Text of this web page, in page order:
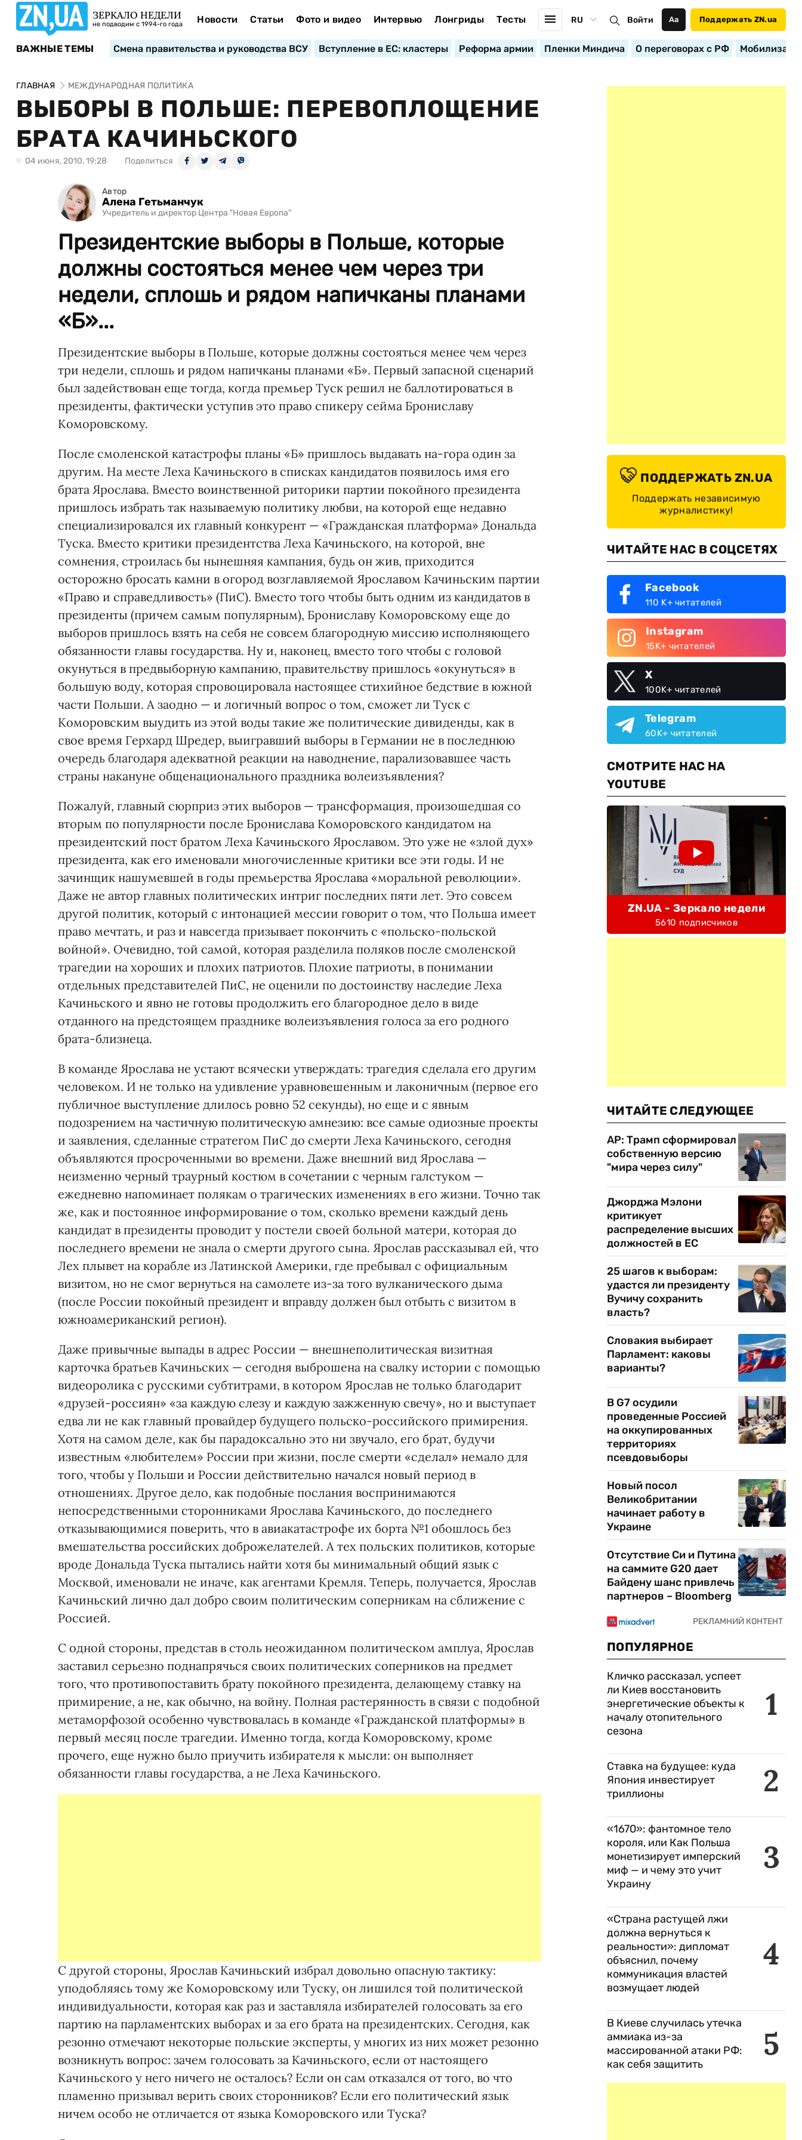
ЗЕРКАЛО НЕДЕЛИ
не подводим с 1994-го года Новости Статьи Фото и видео Интервью Лонгриды Тесты RU Войти Аа Поддержать ZN.ua
ВАЖНЫЕ ТЕМЫ Смена правительства и руководства ВСУ Вступление в ЕС: кластеры Реформа армии Пленки Миндича О переговорах с РФ
ГЛАВНАЯ МЕЖДУНАРОДНАЯ ПОЛИТИКА
ВЫБОРЫ В ПОЛЬШЕ: ПЕРЕВОПЛОЩЕНИЕ
БРАТА КАЧИНЬСКОГО
04 июня, 2010, 19:28 Поделиться
Автор
Алена Гетьманчук
Учредитель и директор Центра "Новая Европа"
Президентские выборы в Польше, которые
должны состояться менее чем через три
недели, сплошь и рядом напичканы планами
«Б»...
Президентские выборы в Польше, которые должны состояться менее чем через
три недели, сплошь и рядом напичканы планами «Б». Первый запасной сценарий
был задействован еще тогда, когда премьер Туск решил не баллотироваться в
президенты, фактически уступив это право спикеру сейма Брониславу
Коморовскому.
После смоленской катастрофы планы «Б» пришлось выдавать на-гора один за
другим. На месте Леха Качиньского в списках кандидатов появилось имя его
брата Ярослава. Вместо воинственной риторики партии покойного президента
пришлось избрать так называемую политику любви, на которой еще недавно
специализировался их главный конкурент — «Гражданская платформа» Дональда
Туска. Вместо критики президентства Леха Качиньского, на которой, вне
сомнения, строилась бы нынешняя кампания, будь он жив, приходится
осторожно бросать камни в огород возглавляемой Ярославом Качиньским партии
«Право и справедливость» (ПиС). Вместо того чтобы быть одним из кандидатов в
президенты (причем самым популярным), Брониславу Коморовскому еще до
выборов пришлось взять на себя не совсем благородную миссию исполняющего
обязанности главы государства. Ну и, наконец, вместо того чтобы с головой
окунуться в предвыборную кампанию, правительству пришлось «окунуться» в
большую воду, которая спровоцировала настоящее стихийное бедствие в южной
части Польши. А заодно — и логичный вопрос о том, сможет ли Туск с
Коморовским выудить из этой воды такие же политические дивиденды, как в
свое время Герхард Шредер, выигравший выборы в Германии не в последнюю
очередь благодаря адекватной реакции на наводнение, парализовавшее часть
страны накануне общенационального праздника волеизъявления?
Пожалуй, главный сюрприз этих выборов — трансформация, произошедшая со
вторым по популярности после Бронислава Коморовского кандидатом на
президентский пост братом Леха Качиньского Ярославом. Это уже не «злой дух»
президента, как его именовали многочисленные критики все эти годы. И не
зачинщик нашумевшей в годы премьерства Ярослава «моральной революции».
Даже не автор главных политических интриг последних пяти лет. Это совсем
другой политик, который с интонацией мессии говорит о том, что Польша имеет
право мечтать, и раз и навсегда призывает покончить с «польско-польской
войной». Очевидно, той самой, которая разделила поляков после смоленской
трагедии на хороших и плохих патриотов. Плохие патриоты, в понимании
отдельных представителей ПиС, не оценили по достоинству наследие Леха
Качиньского и явно не готовы продолжить его благородное дело в виде
отданного на предстоящем празднике волеизъявления голоса за его родного
брата-близнеца.
В команде Ярослава не устают всячески утверждать: трагедия сделала его другим
человеком. И не только на удивление уравновешенным и лаконичным (первое его
публичное выступление длилось ровно 52 секунды), но еще и с явным
подозрением на частичную политическую амнезию: все самые одиозные проекты
и заявления, сделанные стратегом ПиС до смерти Леха Качиньского, сегодня
объявляются просроченными во времени. Даже внешний вид Ярослава —
неизменно черный траурный костюм в сочетании с черным галстуком —
ежедневно напоминает полякам о трагических изменениях в его жизни. Точно так
же, как и постоянное информирование о том, сколько времени каждый день
кандидат в президенты проводит у постели своей больной матери, которая до
последнего времени не знала о смерти другого сына. Ярослав рассказывал ей, что
Лех плывет на корабле из Латинской Америки, где пребывал с официальным
визитом, но не смог вернуться на самолете из-за того вулканического дыма
(после России покойный президент и вправду должен был отбыть с визитом в
южноамериканский регион).
Даже привычные выпады в адрес России — внешнеполитическая визитная
карточка братьев Качиньских — сегодня выброшена на свалку истории с помощью
видеоролика с русскими субтитрами, в котором Ярослав не только благодарит
«друзей-россиян» «за каждую слезу и каждую зажженную свечу», но и выступает
едва ли не как главный провайдер будущего польско-российского примирения.
Хотя на самом деле, как бы парадоксально это ни звучало, его брат, будучи
известным «любителем» России при жизни, после смерти «сделал» немало для
того, чтобы у Польши и России действительно начался новый период в
отношениях. Другое дело, как подобные послания воспринимаются
непосредственными сторонниками Ярослава Качиньского, до последнего
отказывающимися поверить, что в авиакатастрофе их борта №1 обошлось без
вмешательства российских доброжелателей. А тех польских политиков, которые
вроде Дональда Туска пытались найти хотя бы минимальный общий язык с
Москвой, именовали не иначе, как агентами Кремля. Теперь, получается, Ярослав
Качиньский лично дал добро своим политическим соперникам на сближение с
Россией.
С одной стороны, представ в столь неожиданном политическом амплуа, Ярослав
заставил серьезно поднапрячься своих политических соперников на предмет
того, что противопоставить брату покойного президента, делающему ставку на
примирение, а не, как обычно, на войну. Полная растерянность в связи с подобной
метаморфозой особенно чувствовалась в команде «Гражданской платформы» в
первый месяц после трагедии. Именно тогда, когда Коморовскому, кроме
прочего, еще нужно было приучить избирателя к мысли: он выполняет
обязанности главы государства, а не Леха Качиньского.
С другой стороны, Ярослав Качиньский избрал довольно опасную тактику:
уподобляясь тому же Коморовскому или Туску, он лишился той политической
индивидуальности, которая как раз и заставляла избирателей голосовать за его
партию на парламентских выборах и за его брата на президентских. Сегодня, как
резонно отмечают некоторые польские эксперты, у многих из них может резонно
возникнуть вопрос: зачем голосовать за Качиньского, если от настоящего
Качиньского у него ничего не осталось? Если он сам отказался от того, во что
пламенно призывал верить своих сторонников? Если его политический язык
ничем особо не отличается от языка Коморовского или Туска?
ПОДДЕРЖАТЬ ZN.UA
Поддержать независимую
журналистику!
ЧИТАЙТЕ НАС В СОЦСЕТЯХ
Facebook
110 K+ читателей
Instagram
15K+ читателей
X
100K+ читателей
Telegram
60K+ читателей
СМОТРИТЕ НАС НА
YOUTUBE
ZN.UA - Зеркало недели
5610 подписчиков
ЧИТАЙТЕ СЛЕДУЮЩЕЕ
AP: Трамп сформировал
собственную версию
"мира через силу"
Джорджа Мэлони
критикует
распределение высших
должностей в ЕС
25 шагов к выборам:
удастся ли президенту
Вучичу сохранить
власть?
Словакия выбирает
Парламент: каковы
варианты?
В G7 осудили
проведенные Россией
на оккупированных
территориях
псевдовыборы
Новый посол
Великобритании
начинает работу в
Украине
Отсутствие Си и Путина
на саммите G20 дает
Байдену шанс привлечь
партнеров – Bloomberg
ПОПУЛЯРНОЕ
1
Кличко рассказал, успеет
ли Киев восстановить
энергетические объекты к
началу отопительного
сезона
2
Ставка на будущее: куда
Япония инвестирует
триллионы
3
«1670»: фантомное тело
короля, или Как Польша
монетизирует имперский
миф — и чему это учит
Украину
4
«Страна растущей лжи
должна вернуться к
реальности»: дипломат
объяснил, почему
коммуникация властей
возмущает людей
5
В Киеве случилась утечка
аммиака из-за
массированной атаки РФ:
как себя защитить